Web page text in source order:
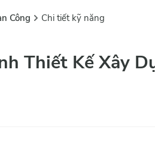
Công Chi tiết kỹ năng
Thiết Kế Xây